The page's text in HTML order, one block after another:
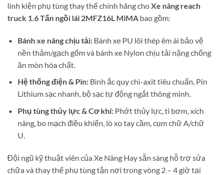
linh kiện phụ tùng thay thế chính hãng choXe nâng reach
truck 1.6 Tấn ngồi lái 2MFZ16L MiMA bao gồm:
Bánh xe nâng chịu tải:Bánh xe PU lõi thép êm ái bảo vệ
nền thảm/gạch gốm và bánh xe Nylon chịu tải nặng chống
ăn mòn hóa chất.
Hệ thống điện & Pin:Bình ắc quy chì-axit tiêu chuẩn, Pin
Lithium sạc nhanh, bộ sạc tự động ngắt thông minh.
Phụ tùng thủy lực & Cơ khí:Phớt thủy lực, ti bơm, xích
nâng, bo mạch điều khiển, lò xo tay cầm, cụm chữ A/chữ
U.
Đội ngũ kỹ thuật viên của Xe Nâng Hay sẵn sàng hỗ trợ sửa
chữa và thay thế phụ tùng tận nơi trong vòng 2 – 4 giờ tại